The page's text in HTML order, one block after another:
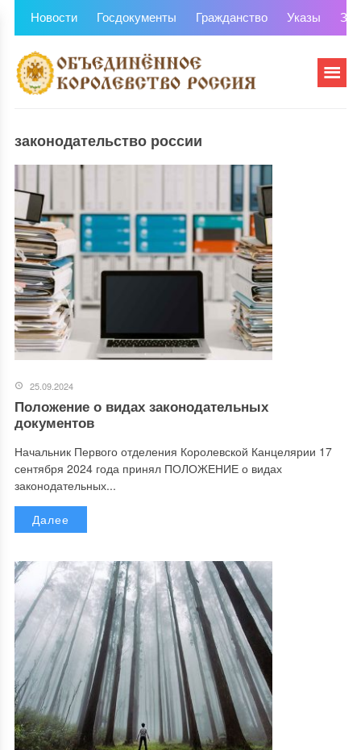
Новости Госдокументы Гражданство Указы
законодательство россии
25.09.2024
Положение о видах законодательных
документов
Начальник Первого отделения Королевской Канцелярии 17
сентября 2024 года принял ПОЛОЖЕНИЕ о видах
законодательных...
Далее